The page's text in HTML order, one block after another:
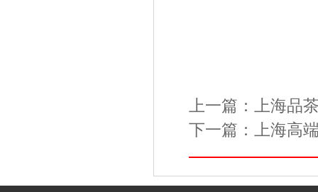
上一篇： 上海品
下一篇： 上海高